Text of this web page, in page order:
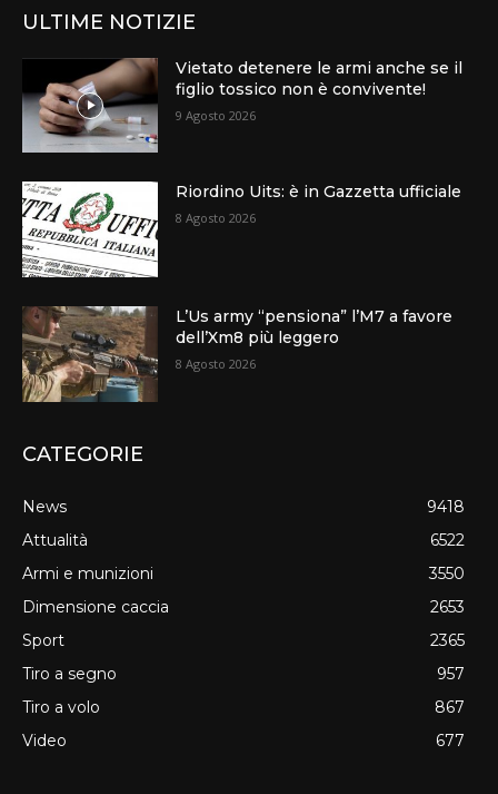
ULTIME NOTIZIE
Vietato detenere le armi anche se il
figlio tossico non è convivente!
9 Agosto 2026
Riordino Uits: è in Gazzetta ufficiale
8 Agosto 2026
L’Us army “pensiona” l’M7 a favore
dell’Xm8 più leggero
8 Agosto 2026
CATEGORIE
News
9418
Attualità
6522
Armi e munizioni
3550
Dimensione caccia
2653
Sport
2365
Tiro a segno
957
Tiro a volo
867
Video
677